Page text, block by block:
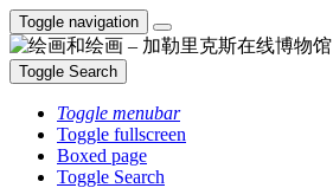
Toggle navigation
Toggle Search
Toggle menubar
Toggle fullscreen
Boxed page
Toggle Search